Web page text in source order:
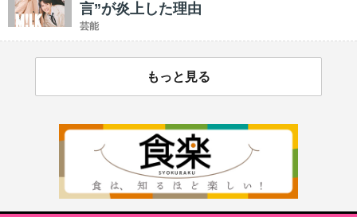
言”が炎上した理由
芸能
もっと見る